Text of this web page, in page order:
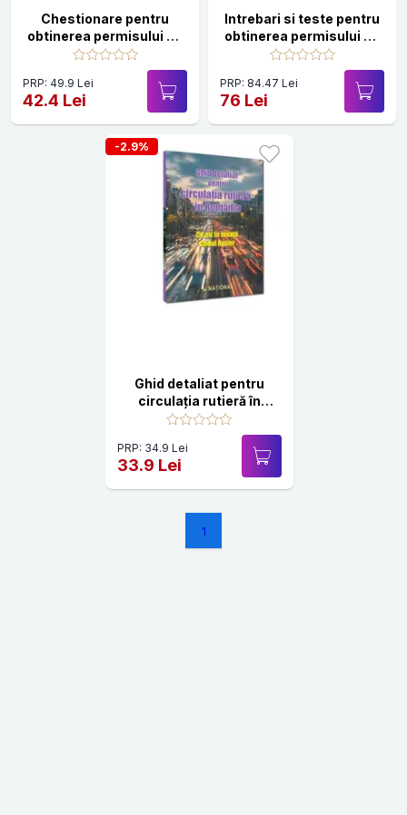
Chestionare pentru
obtinerea permisului de
conducere categoriile
C, CE, D, DE. Camioane
si autobuze - 2026
PRP: 49.9 Lei
42.4 Lei
Intrebari si teste pentru
obtinerea permisului de
conducere auto,
categoria - editie in
limba maghiara
PRP: 84.47 Lei
76 Lei
-2.9%
Ghid detaliat pentru
circulația rutieră în
România. Ce nu te învață
PRP: 34.9 Lei
33.9 Lei
1